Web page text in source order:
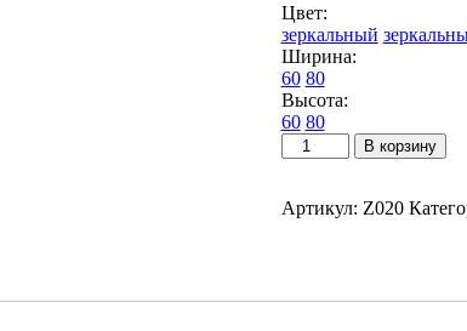
Цвет:
зеркальный
Ширина:
60 80
Высота:
60 80
Количество
товара
настенное
В корзину
Артикул: Z020